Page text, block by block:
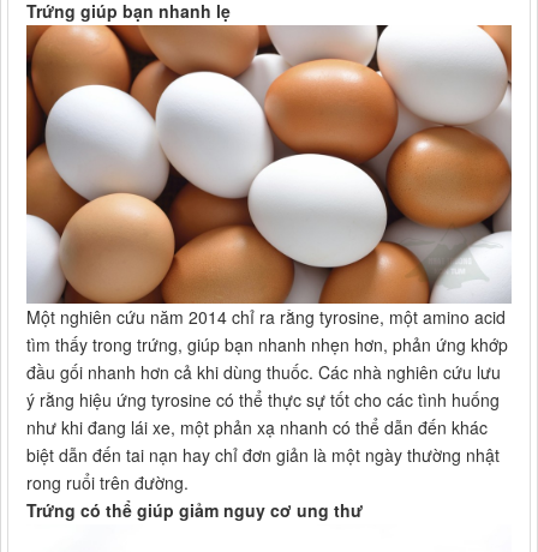
Trứng giúp bạn nhanh lẹ
Một nghiên cứu năm 2014 chỉ ra rằng tyrosine, một amino acid
tìm thấy trong trứng, giúp bạn nhanh nhẹn hơn, phản ứng khớp
đầu gối nhanh hơn cả khi dùng thuốc. Các nhà nghiên cứu lưu
ý rằng hiệu ứng tyrosine có thể thực sự tốt cho các tình huống
như khi đang lái xe, một phản xạ nhanh có thể dẫn đến khác
biệt dẫn đến tai nạn hay chỉ đơn giản là một ngày thường nhật
rong ruổi trên đường.
Trứng có thể giúp giảm nguy cơ ung thư